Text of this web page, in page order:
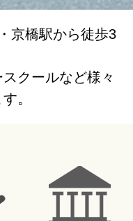
京橋駅から徒歩3
クールなど様々
。